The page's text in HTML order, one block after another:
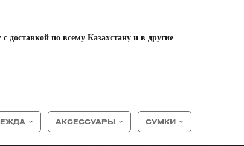
доставкой по всему Казахстану и в другие
АКСЕССУАРЫ СУМКИ